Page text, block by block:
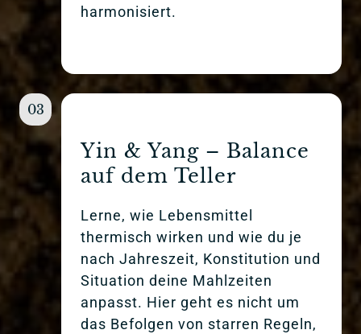
harmonisiert.
03
Yin & Yang – Balance
auf dem Teller
Lerne, wie Lebensmittel
thermisch wirken und wie du je
nach Jahreszeit, Konstitution und
Situation deine Mahlzeiten
anpasst. Hier geht es nicht um
das Befolgen von starren Regeln,